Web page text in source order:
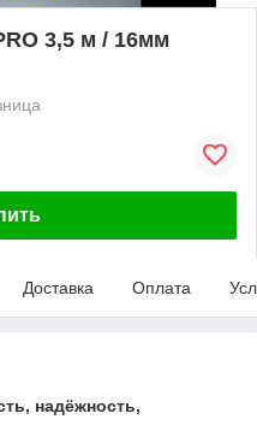
3,5 м / 16мм
Доставка Оплата
надёжность,